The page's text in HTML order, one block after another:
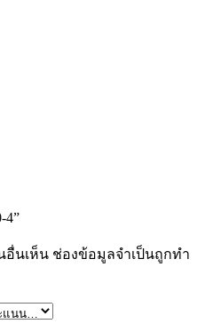
4”
อื่นเห็น ช่องข้อมูลจำเป็นถูกทำ